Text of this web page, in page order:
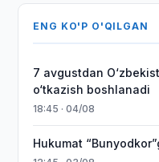
ENG KO'P O'QILGAN
7 avgustdan
o‘tkazish boshlanadi
18:45 · 04/08
Hukumat